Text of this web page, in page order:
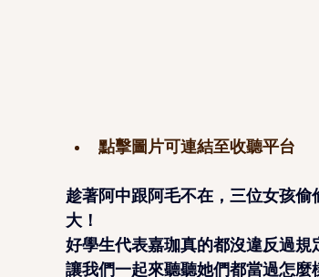
點擊圖片可連結至收聽平台
趁著阿中跟阿毛不在，三位女孩
大！
好學生代表嘉珈真的都沒違反過規
讓我們一起來聽聽她們都當過怎麼